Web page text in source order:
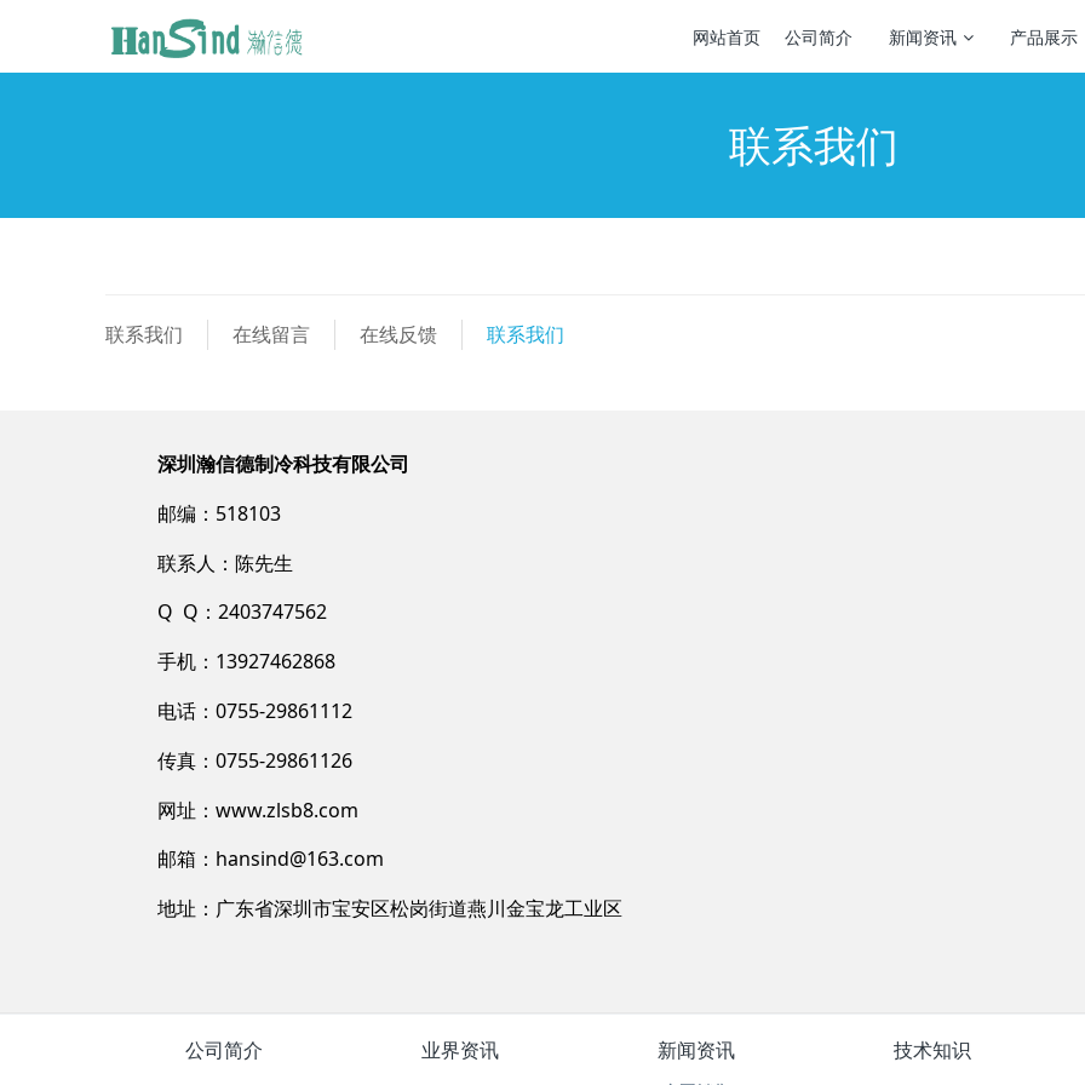
网站首页 公司简介 新闻资讯 产品展示
联系我们
联系我们 在线留言 在线反馈 联系我们
深圳瀚信德制冷科技有限公司
邮编：518103
联系人：陈先生
Q Q：2403747562
手机：13927462868
电话：0755-29861112
传真：0755-29861126
网址：www.zlsb8.com
邮箱：hansind@163.com
地址：广东省深圳市宝安区松岗街道燕川金宝龙工业区
公司简介 业界资讯 新闻资讯 技术知识